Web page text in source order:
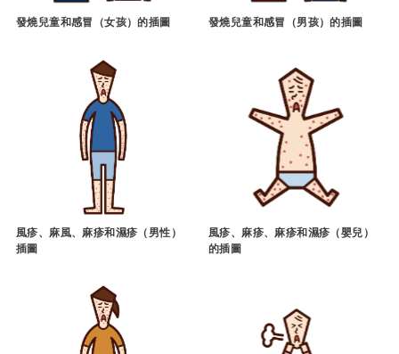
發燒兒童和感冒（女孩）的插圖 發燒兒童和感冒（男孩）的插圖
風疹、麻風、麻疹和濕疹（男性）
插圖
風疹、麻疹、麻疹和濕疹（嬰兒）
的插圖